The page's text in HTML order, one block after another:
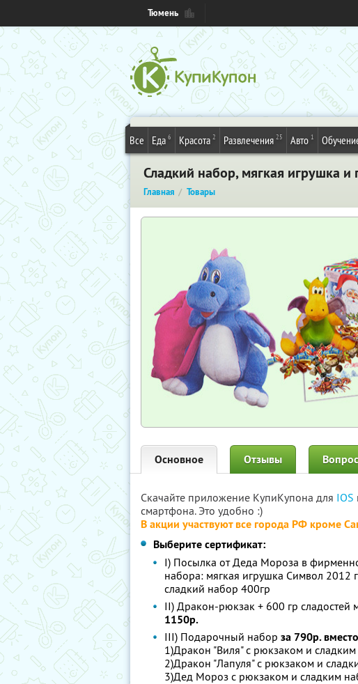
Тюмень
Все Еда 6 Красота 2 Развлечения 25 Авто 1
Сладкий набор, мягкая игрушка и
Главная Товары
Основное Отзывы
Скачайте приложение КупиКупона для IOS
смартфона. Это удобно :)
В акции участвуют все города РФ кроме
Выберите сертификат:
I) Посылка от Деда Мороза в
набора: мягкая игрушка Символ
сладкий набор 400гр
II) Дракон-рюкзак + 600 гр сладостей
1150р.
III) Подарочный набор за 790р.
1)Дракон "Виля" с рюкзаком и
2)Дракон "Лапуля" с рюкзаком и
3)Дед Мороз с рюкзаком и сладким